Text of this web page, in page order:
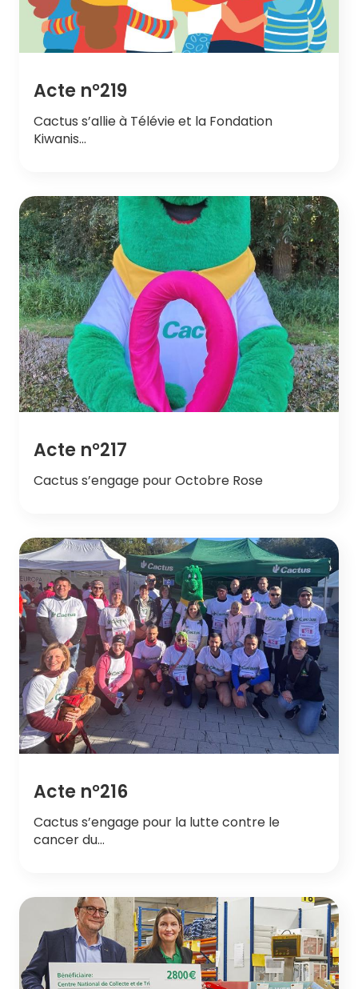
Acte n°219
Cactus s’allie à Télévie et la Fondation
Kiwanis…
Acte n°217
Cactus s’engage pour Octobre Rose
Acte n°216
Cactus s’engage pour la lutte contre le
cancer du…